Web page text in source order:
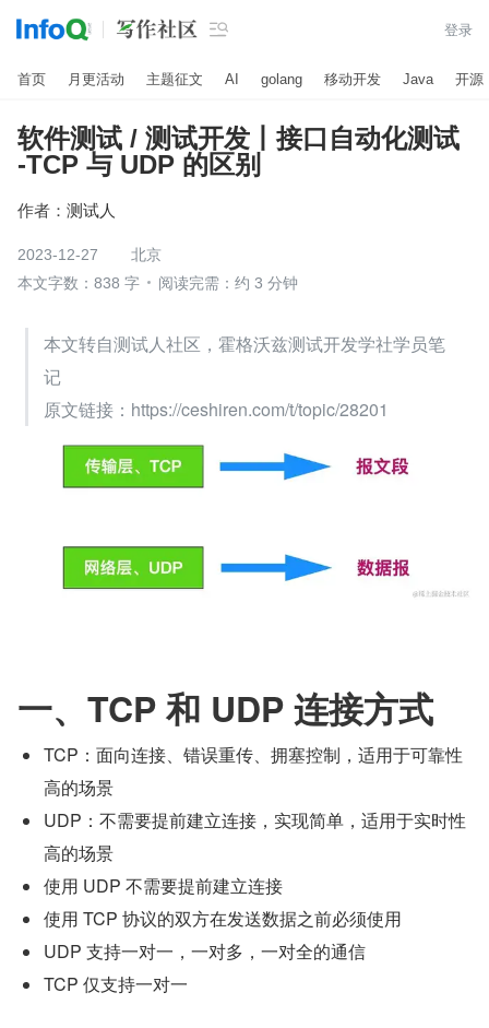
 登录
首页 月更活动 主题征文 AI golang 移动开发 Java 开源
软件测试 / 测试开发丨接口自动化测试
-TCP 与 UDP 的区别
作者： 测试人
2023-12-27
北京
本文字数：838 字
阅读完需：约 3 分钟
本文转自测试人社区，霍格沃兹测试开发学社学员笔
记
原文链接：https://ceshiren.com/t/topic/28201
一、TCP 和 UDP 连接方式
TCP：面向连接、错误重传、拥塞控制，适用于可靠性
高的场景
UDP：不需要提前建立连接，实现简单，适用于实时性
高的场景
使用 UDP 不需要提前建立连接
使用 TCP 协议的双方在发送数据之前必须使用
UDP 支持一对一，一对多，一对全的通信
TCP 仅支持一对一